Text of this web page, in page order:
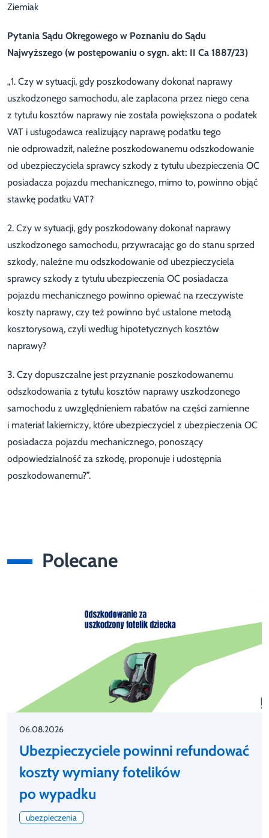
Ziemiak
Pytania Sądu Okręgowego w Poznaniu do Sądu
Najwyższego (w postępowaniu o sygn. akt: II Ca 1887/23)
„1. Czy w sytuacji, gdy poszkodowany dokonał naprawy
uszkodzonego samochodu, ale zapłacona przez niego cena
z tytułu kosztów naprawy nie została powiększona o podatek
VAT i usługodawca realizujący naprawę podatku tego
nie odprowadził, należne poszkodowanemu odszkodowanie
od ubezpieczyciela sprawcy szkody z tytułu ubezpieczenia OC
posiadacza pojazdu mechanicznego, mimo to, powinno objąć
stawkę podatku VAT?
2. Czy w sytuacji, gdy poszkodowany dokonał naprawy
uszkodzonego samochodu, przywracając go do stanu sprzed
szkody, należne mu odszkodowanie od ubezpieczyciela
sprawcy szkody z tytułu ubezpieczenia OC posiadacza
pojazdu mechanicznego powinno opiewać na rzeczywiste
koszty naprawy, czy też powinno być ustalone metodą
kosztorysową, czyli według hipotetycznych kosztów
naprawy?
3. Czy dopuszczalne jest przyznanie poszkodowanemu
odszkodowania z tytułu kosztów naprawy uszkodzonego
samochodu z uwzględnieniem rabatów na części zamienne
i materiał lakierniczy, które ubezpieczyciel z ubezpieczenia OC
posiadacza pojazdu mechanicznego, ponoszący
odpowiedzialność za szkodę, proponuje i udostępnia
poszkodowanemu?”.
Polecane
06.08.2026
Ubezpieczyciele powinni refundować
koszty wymiany fotelików
po wypadku
ubezpieczenia